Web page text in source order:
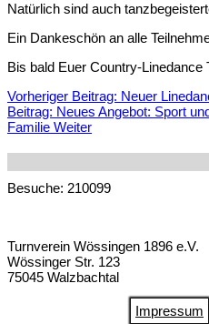
Natürlich sind auch
Ein Dankeschön an alle
Bis bald Euer Country-Linedance
Vorheriger Beitrag: Neuer
Beitrag: Neues Angebot: Sport
Familie Weiter
Besuche: 210099
Turnverein Wössingen 1896 e.V.
Wössinger Str. 123
75045 Walzbachtal
Impressum